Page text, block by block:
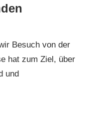
Besuch von der
hat zum Ziel, über
und